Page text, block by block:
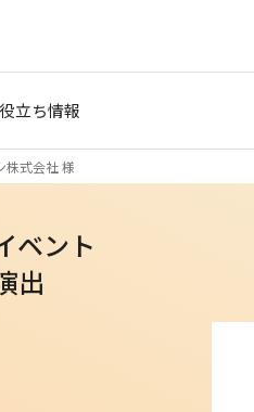
立ち情報
株式会社 様
ベント
出